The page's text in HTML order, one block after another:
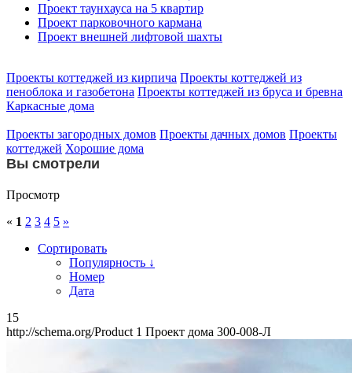
Проект таунхауса на 5 квартир
Проект парковочного кармана
Проект внешней лифтовой шахты
Проекты коттеджей из кирпича Проекты коттеджей из
пеноблока и газобетона Проекты коттеджей из бруса и бревна
Каркасные дома
Проекты загородных домов Проекты дачных домов Проекты
коттеджей Хорошие дома
Вы смотрели
Просмотр
« 1 2 3 4 5 »
Сортировать
Популярность ↓
Номер
Дата
15
http://schema.org/Product 1 Проект дома 300-008-Л